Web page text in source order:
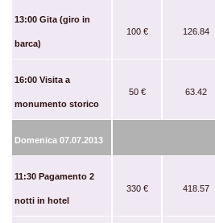
13:00 Gita (giro in
barca)
100 € 126.84
16:00 Visita a
monumento storico
50 € 63.42
Domenica 07.07.2013
11:30 Pagamento 2
notti in hotel
330 € 418.57